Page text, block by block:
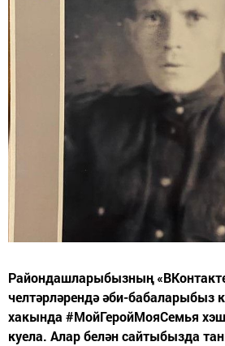
Райондашларыбызның
челтәрләрендә әби-бабаларыбыз
хакында #МойГеройМояСемья
куела. Алар белән сайтыбызда